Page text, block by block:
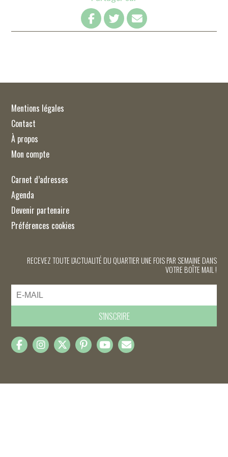
Mentions légales
Contact
À propos
Mon compte
Carnet d’adresses
Agenda
Devenir partenaire
Préférences cookies
RECEVEZ TOUTE L'ACTUALITÉ DU QUARTIER UNE FOIS PAR SEMAINE DANS
VOTRE BOÎTE MAIL !